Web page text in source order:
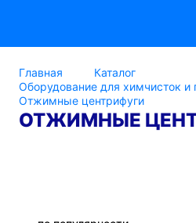
Главная
Каталог
Оборудование для химчисток и
Отжимные центрифуги
ОТЖИМНЫЕ